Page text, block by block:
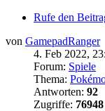
Rufe den
von GamepadRanger
4. Feb 2022,
Forum: Spiele
Thema:
Antworten: 92
Zugriffe: 76948